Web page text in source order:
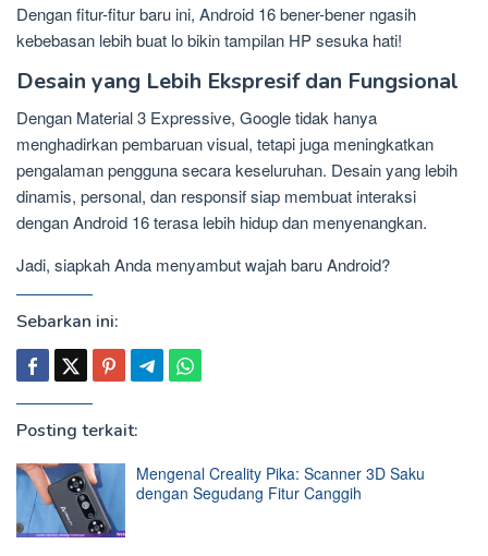
Dengan fitur-fitur baru ini, Android 16 bener-bener ngasih
kebebasan lebih buat lo bikin tampilan HP sesuka hati!
Desain yang Lebih Ekspresif dan Fungsional
Dengan Material 3 Expressive, Google tidak hanya
menghadirkan pembaruan visual, tetapi juga meningkatkan
pengalaman pengguna secara keseluruhan. Desain yang lebih
dinamis, personal, dan responsif siap membuat interaksi
dengan Android 16 terasa lebih hidup dan menyenangkan.
Jadi, siapkah Anda menyambut wajah baru Android?
Sebarkan ini:
Posting terkait:
Mengenal Creality Pika: Scanner 3D Saku
dengan Segudang Fitur Canggih